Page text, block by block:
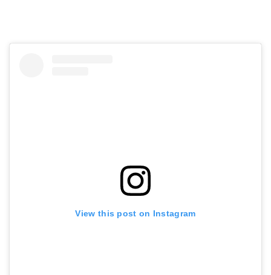
View this post on Instagram